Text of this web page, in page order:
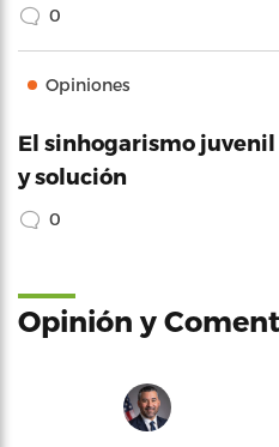
0
Opiniones
El sinhogarismo
y solución
0
Opinión y